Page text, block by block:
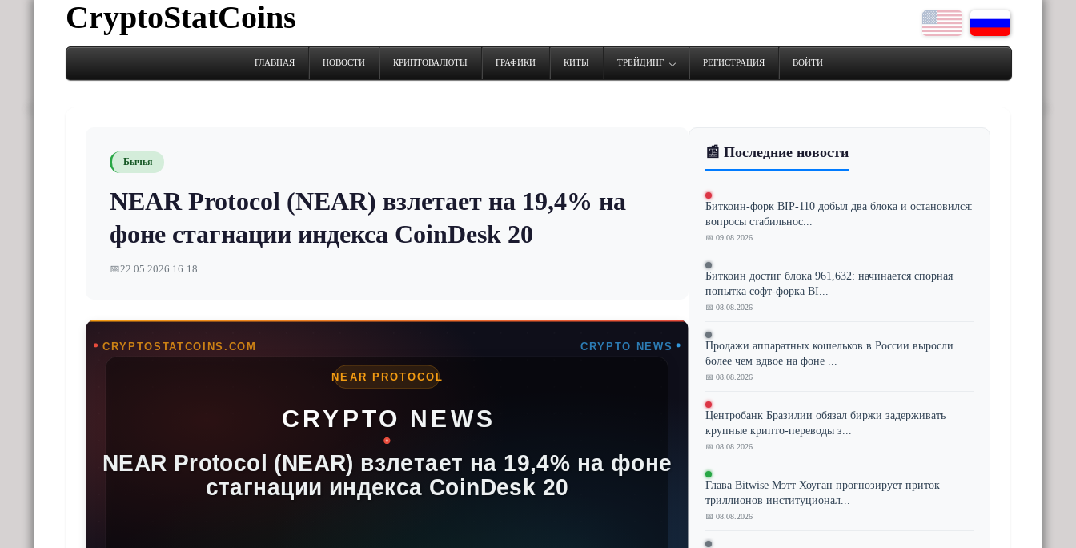
CryptoStatCoins
ГЛАВНАЯ НОВОСТИ КРИПТОВАЛЮТЫ ГРАФИКИ КИТЫ ТРЕЙДИНГ РЕГИСТРАЦИЯ ВОЙТИ
Бычья
NEAR Protocol (NEAR) взлетает на 19,4% на
фоне стагнации индекса CoinDesk 20
📅22.05.2026 16:18
📰 Последние новости
Биткоин-форк BIP-110 добыл два блока и остановился:
вопросы стабильнос...
📅 09.08.2026
Биткоин достиг блока 961,632: начинается спорная
попытка софт-форка BI...
📅 08.08.2026
Продажи аппаратных кошельков в России выросли
более чем вдвое на фоне ...
📅 08.08.2026
Центробанк Бразилии обязал биржи задерживать
крупные крипто-переводы з...
📅 08.08.2026
Глава Bitwise Мэтт Хоуган прогнозирует приток
триллионов институционал...
📅 08.08.2026